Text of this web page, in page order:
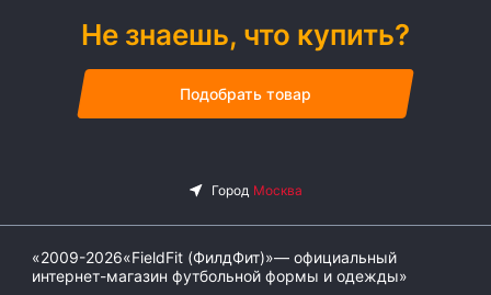
Не знаешь, что купить?
Подобрать товар
«2009-2026«FieldFit (ФилдФит)»— официальный
интернет-магазин футбольной формы и одежды»